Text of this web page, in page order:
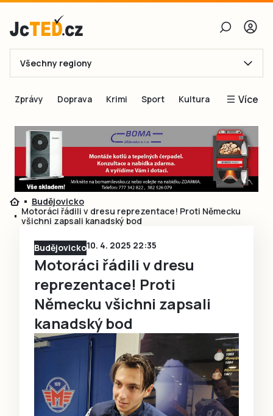
E-mail
Obnovit heslo
Přihlásit se
Přihlásit se přes Facebook
Ještě nemám účet, chci se
Všechny regiony
Zprávy Doprava Krimi Sport Kultura Více
Blogy
Inspirace
Čtenáři píší
Speciální přílohy
Budějovicko
Motoráci řádili v dresu reprezentace! Proti Německu
všichni zapsali kanadský bod
Budějovicko10. 4. 2025 22:35
Motoráci řádili v dresu
reprezentace! Proti
Německu všichni zapsali
kanadský bod